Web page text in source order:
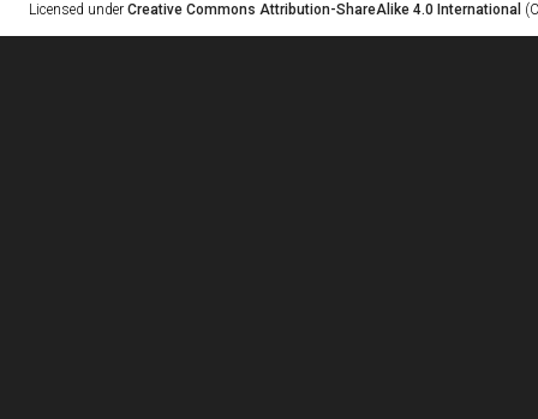
Licensed under Creative Commons Attribution-ShareAlike 4.0 International